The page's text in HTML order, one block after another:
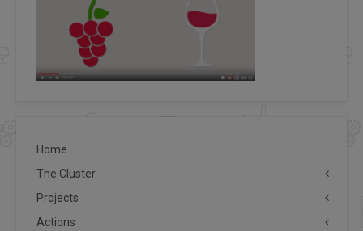
Home
The Cluster
Projects
Actions